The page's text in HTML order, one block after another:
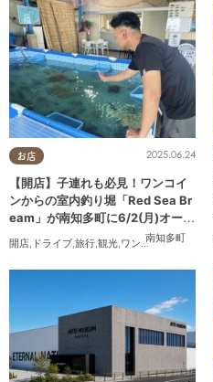
お店
南知多町
2025.06.24
【開店】子連れも必見！ワンコイ
ンからの室内釣り堀「Red Sea Br
eam」が南知多町に6/2(月)オープ
ン
開店, ドライブ,旅行,観光,ワンコイン